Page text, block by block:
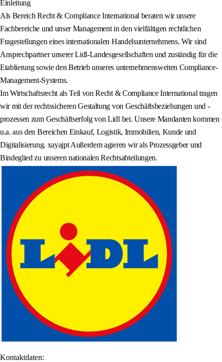
Einleitung
Als Bereich Recht & Compliance International beraten wir unsere
Fachbereiche und unser Management in den vielfältigen rechtlichen
Fragestellungen eines internationalen Handelsunternehmens. Wir sind
Ansprechpartner unserer Lidl-Landesgesellschaften und zuständig für die
Etablierung sowie den Betrieb unseres unternehmensweiten Compliance-
Management-Systems.
Im Wirtschaftsrecht als Teil von Recht & Compliance International tragen
wir mit der rechtssicheren Gestaltung von Geschäftsbeziehungen und -
prozessen zum Geschäftserfolg von Lidl bei. Unsere Mandanten kommen
u.a. aus den Bereichen Einkauf, Logistik, Immobilien, Kunde und
Digitalisierung. xayajpt Außerdem agieren wir als Prozessgeber und
Bindeglied zu unseren nationalen Rechtsabteilungen.
Kontaktdaten: